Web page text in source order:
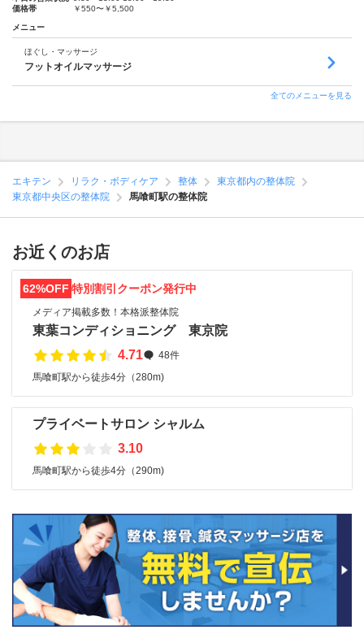
価格帯
￥550〜￥5,500
メニュー
ほぐし・マッサージ
フットオイルマッサージ
全てのメニューを見る
エキテン リラク・ボディケア 整体
東京都内の整体院
東京都中央区の整体院
馬喰町駅の整体院
お近くのお店
62%OFF 特別割引クーポン発行中
メディア掲載多数！本格派整体院
東葉コンディショニング 東京院
4.71
48件
馬喰町駅から徒歩4分（280m)
プライベートサロン シャルム
3.10
馬喰町駅から徒歩4分（290m)